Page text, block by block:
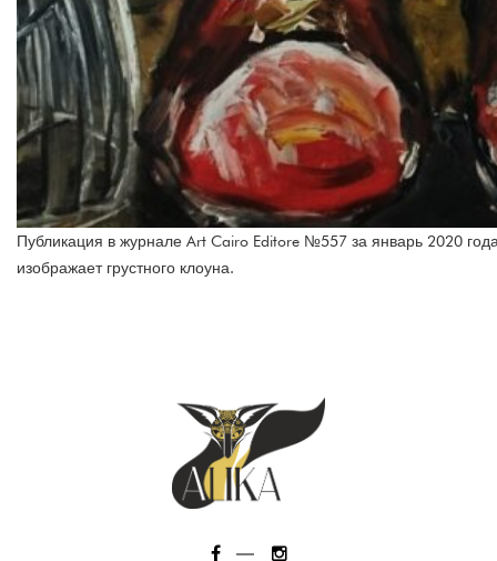
Публикация в журнале Art Cairo Editore №557 за январь 2020
изображает грустного клоуна.